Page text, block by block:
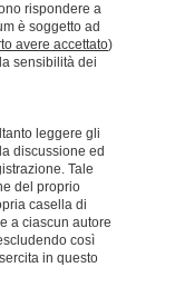
rispondere a
è soggetto ad
avere accettato)
sensibilità dei
leggere gli
discussione ed
Tale
del proprio
casella di
a ciascun autore
così
in questo